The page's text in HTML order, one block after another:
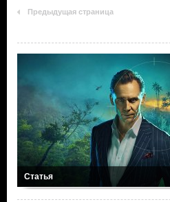
Предыдущая страница
Статья